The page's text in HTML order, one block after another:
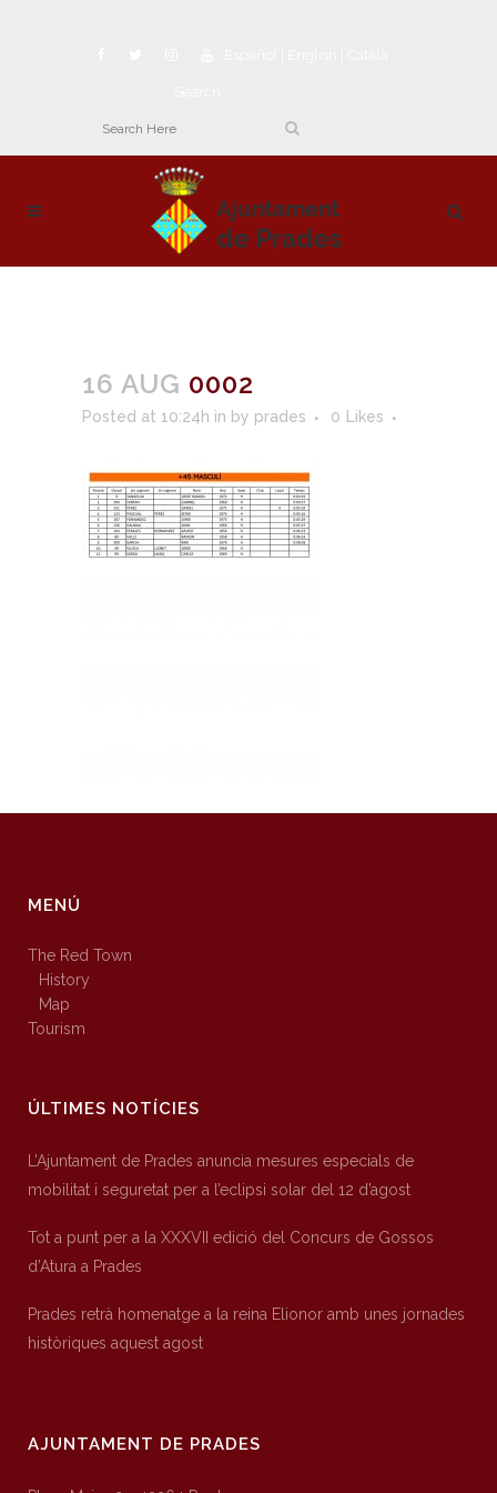
16 AUG 0002
Posted at 10:24h in by prades 0 Likes
MENÚ
The Red Town
History
Map
Tourism
ÚLTIMES NOTÍCIES
L’Ajuntament de Prades anuncia mesures especials de
mobilitat i seguretat per a l’eclipsi solar del 12 d’agost
Tot a punt per a la XXXVII edició del Concurs de Gossos
d’Atura a Prades
Prades retrà homenatge a la reina Elionor amb unes jornades
històriques aquest agost
AJUNTAMENT DE PRADES